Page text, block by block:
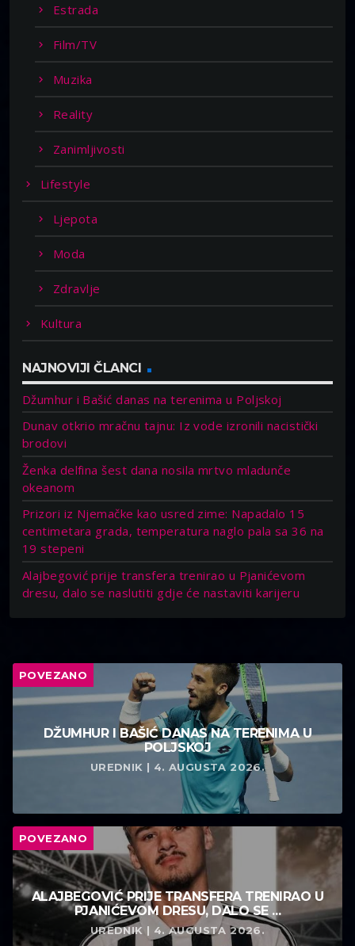
Estrada
Film/TV
Muzika
Reality
Zanimljivosti
Lifestyle
Ljepota
Moda
Zdravlje
Kultura
NAJNOVIJI ČLANCI
Džumhur i Bašić danas na terenima u Poljskoj
Dunav otkrio mračnu tajnu: Iz vode izronili nacistički
brodovi
Ženka delfina šest dana nosila mrtvo mladunče
okeanom
Prizori iz Njemačke kao usred zime: Napadalo 15
centimetara grada, temperatura naglo pala sa 36 na
19 stepeni
Alajbegović prije transfera trenirao u Pjanićevom
dresu, dalo se naslutiti gdje će nastaviti karijeru
POVEZANO
DŽUMHUR I BAŠIĆ DANAS NA TERENIMA U
POLJSKOJ
UREDNIK | 4. AUGUSTA 2026.
POVEZANO
ALAJBEGOVIĆ PRIJE TRANSFERA TRENIRAO U
PJANIĆEVOM DRESU, DALO SE ...
UREDNIK | 4. AUGUSTA 2026.